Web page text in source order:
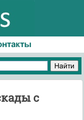
с